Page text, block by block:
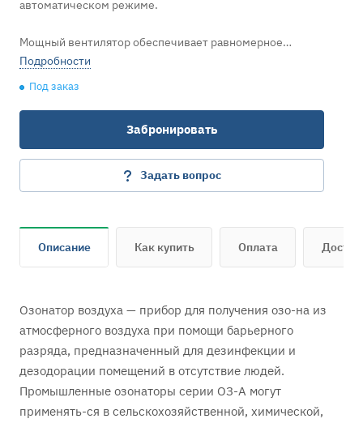
автоматическом режиме.
Мощный вентилятор обеспечивает равномерное
распределение озона по всему объему помещения.
Подробности
Под заказ
Забронировать
Задать вопрос
Описание Как купить Оплата
Озонатор воздуха — прибор для получения озо-на из
атмосферного воздуха при помощи барьерного
разряда, предназначенный для дезинфекции и
дезодорации помещений в отсутствие людей.
Промышленные озонаторы серии ОЗ-А могут
применять-ся в сельскохозяйственной, химической,